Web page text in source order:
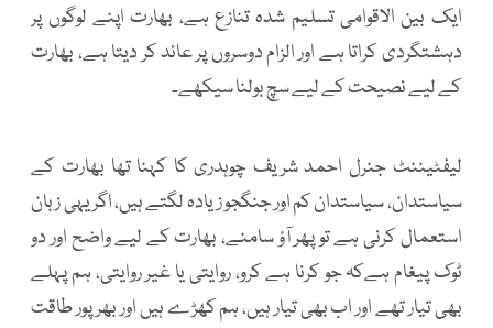
ایک بین الاقوامی تسلیم شدہ تنازع ہے، بھارت اپنے لوگوں پر
دہشتگردی کراتا ہے اور الزام دوسروں پر عائد کر دیتا ہے، بھارت
کے لیے نصیحت کے لیے سچ بولنا سیکھے۔
لیفٹیننٹ جنرل احمد شریف چوہدری کا کہنا تھا بھارت کے
سیاستدان، سیاستدان کم اور جنگجو زیادہ لگتے ہیں، اگر یہی زبان
استعمال کرنی ہے تو پھر آؤ سامنے، بھارت کے لیے واضح اور دو
ٹوک پیغام ہےکہ جو کرنا ہے کرو، روایتی یا غیر روایتی، ہم پہلے
بھی تیار تھے اور اب بھی تیار ہیں، ہم کھڑے ہیں اور بھرپور طاقت